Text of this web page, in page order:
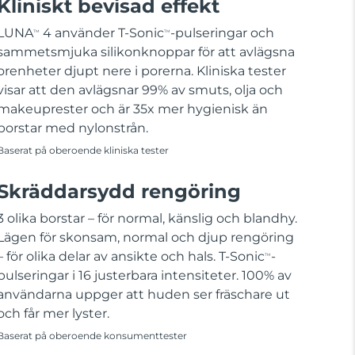
bevisad effekt
TM 4 använder T-SonicTM -pulseringar och
silikonknoppar för att avlägsna
djupt nere i porerna. Kliniska tester
att den avlägsnar 99% av smuts, olja och
och är 35x mer hygienisk än
med nylonstrån.
på oberoende kliniska tester
rengöring
olika borstar – för normal, känslig och blandhy.
för skonsam, normal och djup rengöring
för olika delar av ansikte och hals. T-SonicTM -
i 16 justerbara intensiteter. 100% av
uppger att huden ser fräschare ut
får mer lyster.
på oberoende konsumenttester